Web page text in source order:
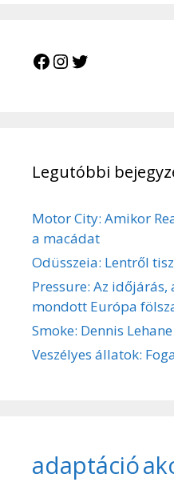
Legutóbbi
Motor City: Amikor
a macádat
Odüsszeia: Lentről
Pressure: Az
mondott Európa
Smoke: Dennis
Veszélyes állatok:
adaptáció